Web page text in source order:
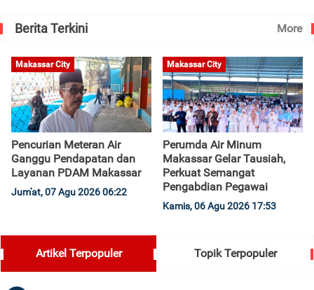
Berita Terkini More
Makassar City
Pencurian Meteran Air
Ganggu Pendapatan dan
Layanan PDAM Makassar
Jum'at, 07 Agu 2026 06:22
Makassar City
Perumda Air Minum
Makassar Gelar Tausiah,
Perkuat Semangat
Pengabdian Pegawai
Kamis, 06 Agu 2026 17:53
Artikel Terpopuler Topik Terpopuler